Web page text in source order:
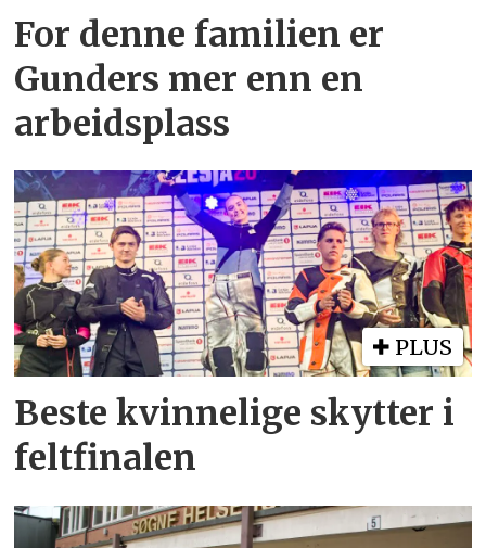
For denne familien er
Gunders mer enn en
arbeidsplass
PLUS
Beste kvinnelige skytter i
feltfinalen